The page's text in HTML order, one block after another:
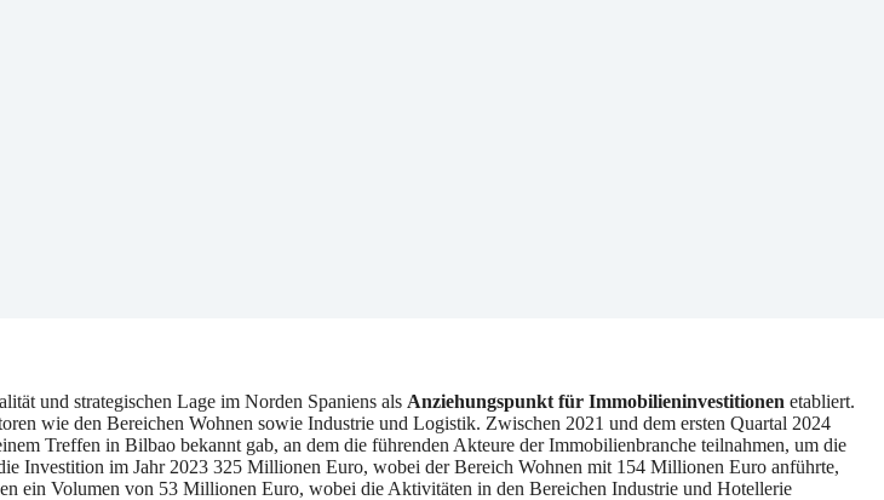
und strategischen Lage im Norden Spaniens als Anziehungspunkt für Immobilieninvestitionen etabliert.
wie den Bereichen Wohnen sowie Industrie und Logistik. Zwischen 2021 und dem ersten Quartal 2024
Treffen in Bilbao bekannt gab, an dem die führenden Akteure der Immobilienbranche teilnahmen, um die
Investition im Jahr 2023 325 Millionen Euro, wobei der Bereich Wohnen mit 154 Millionen Euro anführte,
ein Volumen von 53 Millionen Euro, wobei die Aktivitäten in den Bereichen Industrie und Hotellerie